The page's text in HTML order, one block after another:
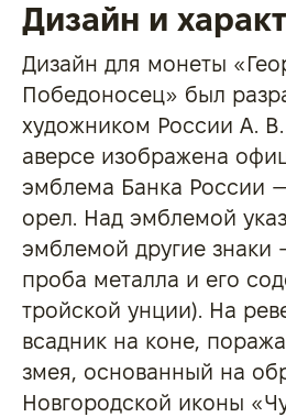
Дизайн и
Дизайн для монеты
Победоносец» был
художником России А.
аверсе изображена
эмблема Банка России
орел. Над эмблемой
эмблемой другие знаки
проба металла и его
тройской унции). На
всадник на коне,
змея, основанный на
Новгородской иконы